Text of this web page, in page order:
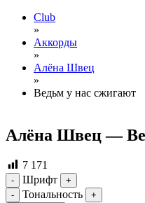
Club
»
Аккорды
»
Алёна Швец
»
Ведьм у нас сжигают
Алёна Швец —
7 171
- Шрифт
+
-
Тональность
+